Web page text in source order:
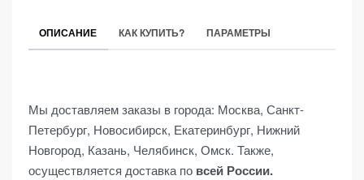
ОПИСАНИЕ КАК КУПИТЬ? ПАРАМЕТРЫ
Мы доставляем заказы в города: Москва, Санкт-
Петербург, Новосибирск, Екатеринбург, Нижний
Новгород, Казань, Челябинск, Омск. Также,
осуществляется доставка по всей России.